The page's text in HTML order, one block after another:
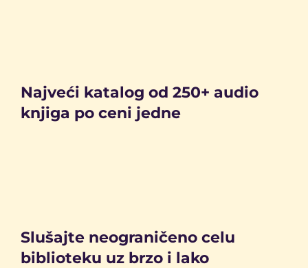
Najveći katalog od 250+ audio
knjiga po ceni jedne
Slušajte neograničeno celu
biblioteku uz brzo i lako